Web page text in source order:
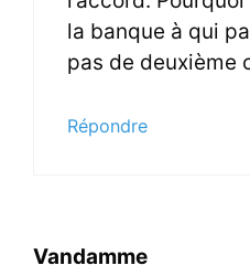
la banque à qui
pas de deuxième
Répondre
Vandamme